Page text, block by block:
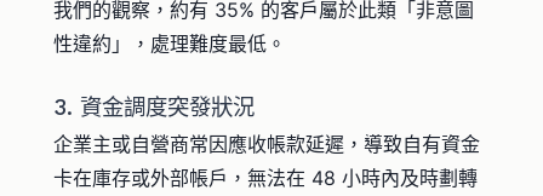
我們的觀察，約有 35% 的客戶屬於此類「非意圖
性違約」，處理難度最低。
3. 資金調度突發狀況
企業主或自營商常因應收帳款延遲，導致自有資金
卡在庫存或外部帳戶，無法在 48 小時內及時劃轉